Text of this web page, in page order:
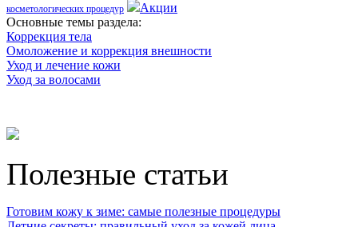
косметологических процедур
Акции
Оcновные темы раздела:
Коррекция тела
Омоложение и коррекция внешности
Уход и лечение кожи
Уход за волосами
Полезные статьи
Готовим кожу к зиме: самые полезные процедуры